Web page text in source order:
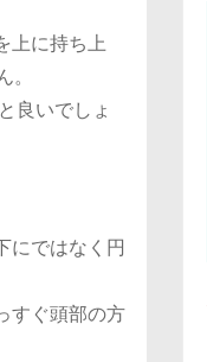
上に持ち上
良いでしょ
にではなく円
すぐ頭部の方